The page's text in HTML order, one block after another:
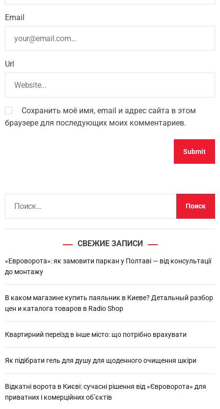
Email
Url
Сохранить моё имя, email и адрес сайта в этом
браузере для последующих моих комментариев.
:
СВЕЖИЕ ЗАПИСИ
«Евроворота»: як замовити паркан у Полтаві — від консультації
до монтажу
В каком магазине купить паяльник в Киеве? Детальный разбор
цен и каталога товаров в Radio Shop
Квартирний переїзд в інше місто: що потрібно врахувати
Як підібрати гель для душу для щоденного очищення шкіри
Відкатні ворота в Києві: сучасні рішення від «Євроворота» для
приватних і комерційних об’єктів